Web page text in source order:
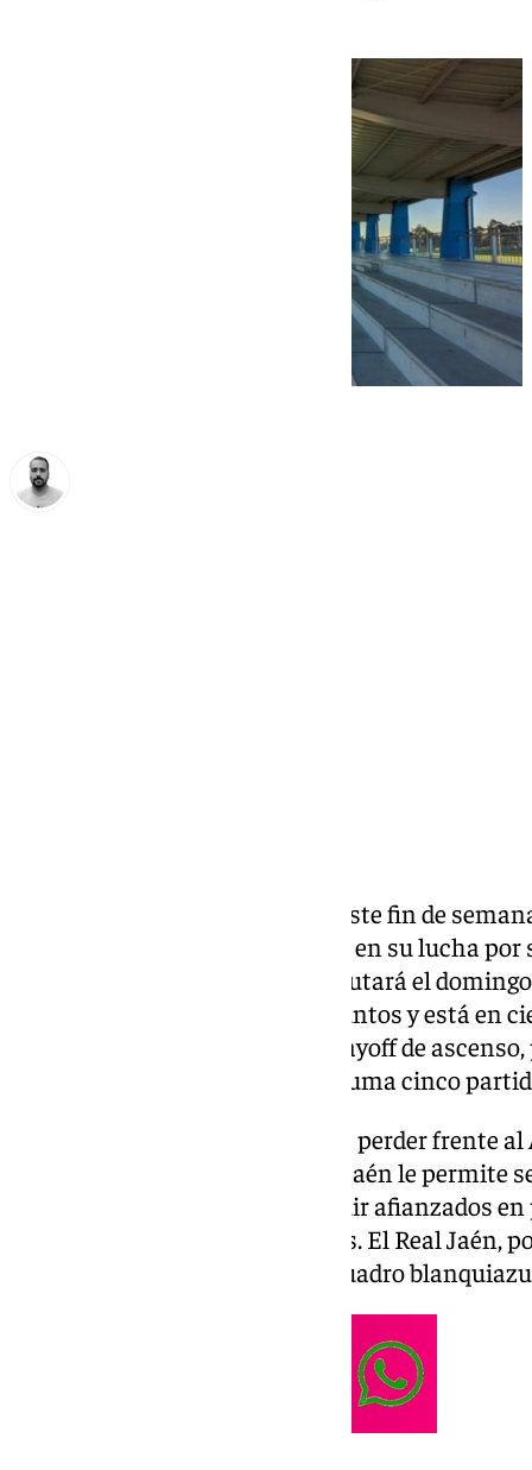
El Atlético Malagueño regresa este fin de
afrontar un nuevo compromiso en su lucha por
Huétor Vega y el partido se disputará el
granadino es séptimo con 27 puntos y está en
se encontraba en puestos de playoff de
los últimos resultados, ya que suma cinco
El Atlético Malagueño llega tras perder frente
ventaja que tenía sobre el Real Jaén le
Los malacitanos buscarán seguir afianzados
deberán vencer a los granadinos. El Real Jaén,
Martos una hora antes que el cuadro